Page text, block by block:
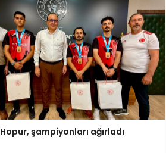
Hopur, şampiyonları ağırladı